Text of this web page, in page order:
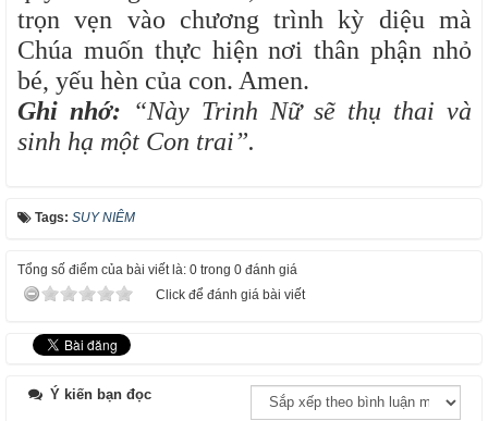
trọn vẹn vào chương trình kỳ diệu mà
Chúa muốn thực hiện nơi thân phận nhỏ
bé, yếu hèn của con. Amen.
Ghi nhớ: “Này Trinh Nữ sẽ thụ thai và
sinh hạ một Con trai”.
Tags: SUY NIÊM
Tổng số điểm của bài viết là: 0 trong 0 đánh giá
Click để đánh giá bài viết
Ý kiến bạn đọc